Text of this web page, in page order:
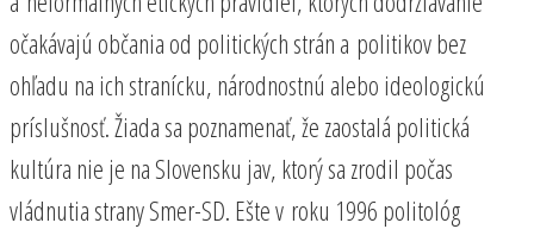
očakávajú občania od politických strán a politikov bez
ohľadu na ich stranícku, národnostnú alebo ideologickú
príslušnosť. Žiada sa poznamenať, že zaostalá politická
kultúra nie je na Slovensku jav, ktorý sa zrodil počas
vládnutia strany Smer-SD. Ešte v roku 1996 politológ